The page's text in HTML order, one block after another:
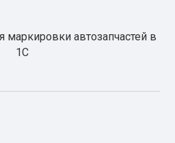
маркировки автозапчастей в
1С